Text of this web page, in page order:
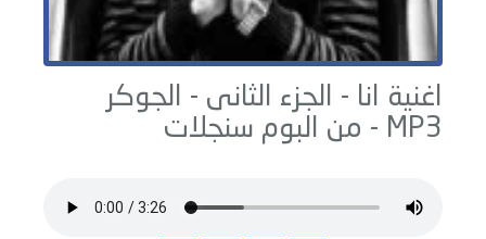
اغنية انا - الجزء الثانى -
الجوكر
MP3 - من البوم
سنجلات